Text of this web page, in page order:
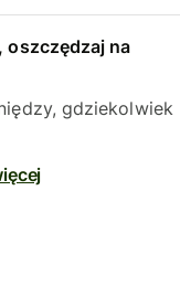
oszczędzaj na
gdziekolwiek